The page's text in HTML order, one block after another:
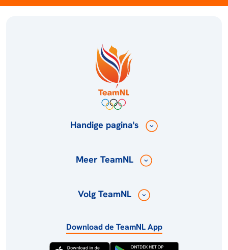
Handige pagina's
Meer TeamNL
Volg TeamNL
Download de TeamNL App